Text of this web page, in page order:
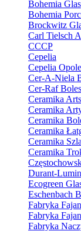
Bohemia Glas
Bohemia
Brockwitz
Carl Tielsch
CCCP
Cepelia
Cepelia Opole
Cer-A-Niela
Cer-Raf
Ceramika
Ceramika
Ceramika
Ceramika
Ceramika
Ceramika
Durant-
Ecogreen
Eschenbach
Fabryka
Fabryka
Fabryka